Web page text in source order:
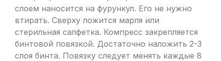
слоем наносится на фурункул. Его не нужно
втирать. Сверху ложится марля или
стерильная салфетка. Компресс закрепляется
бинтовой повязкой. Достаточно наложить 2-3
слоя бинта. Повязку следует менять каждые 8